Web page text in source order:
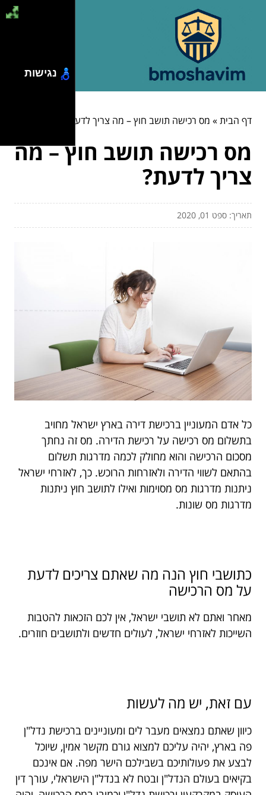
דף הבית» מס רכישה תושב חוץ – מה צריך לדעת?
מס רכישה תושב חוץ – מה
צריך לדעת?
תאריך: ספט 01, 2020
כל אדם המעוניין ברכישת דירה בארץ ישראל מחויב
בתשלום מס רכישה על רכישת הדירה. מס זה נחתך
מסכום הרכישה והוא מחולק לכמה מדרגות תשלום
בהתאם לשווי הדירה ולאזרחות הרוכש. כך, לאזרחי ישראל
ניתנות מדרגות מס מסוימות ואילו לתושב חוץ ניתנות
מדרגות מס שונות.
כתושבי חוץ הנה מה שאתם צריכים לדעת
על מס הרכישה
מאחר ואתם לא תושבי ישראל, אין לכם הזכאות להטבות
השייכות לאזרחי ישראל, לעולים חדשים ולתושבים חוזרים.
עם זאת, יש מה לעשות
כיוון שאתם נמצאים מעבר לים ומעוניינים ברכישת נדל"ן
פה בארץ, יהיה עליכם למצוא גורם מקשר אמין, שיוכל
לבצע את פעולותיכם בשבילכם הישר מפה. אם אינכם
בקיאים בעולם הנדל"ן ובטח לא בנדל"ן הישראלי, עורך דין
נגישות